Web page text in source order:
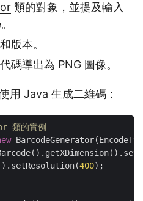
類的對象，並提及輸入
。
版本。
碼導出為 PNG 圖像。
用 Java 生成二維碼：
類的實例
400);